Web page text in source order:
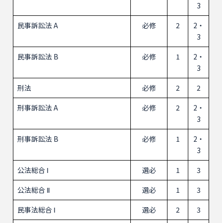
3
民事訴訟法 A
必修 2
2・
3
民事訴訟法 B
必修 1
2・
3
刑法
必修 2
2
刑事訴訟法 A
必修 2
2・
3
刑事訴訟法 B
必修 1
2・
3
公法総合 Ⅰ
選必 1
3
公法総合 Ⅱ
選必 1
3
民事法総合 Ⅰ
選必 2
3